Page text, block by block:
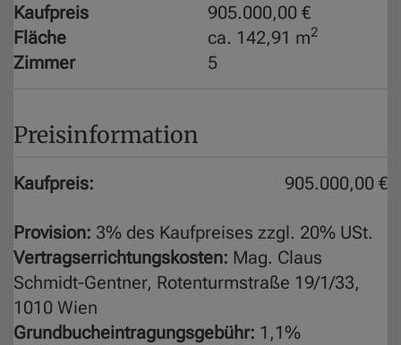
Kaufpreis
905.000,00 €
Fläche
ca. 142,91 m2
Zimmer 5
Preisinformation
Kaufpreis: 905.000,00 €
Provision: 3% des Kaufpreises zzgl. 20% USt.
Vertragserrichtungskosten: Mag. Claus
Schmidt-Gentner, Rotenturmstraße 19/1/33,
1010 Wien
Grundbucheintragungsgebühr: 1,1%